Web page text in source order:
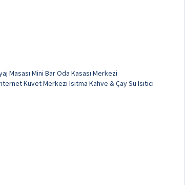
Masası Mini Bar Oda Kasası Merkezi
Küvet Merkezi Isıtma Kahve & Çay Su Isıtıcı